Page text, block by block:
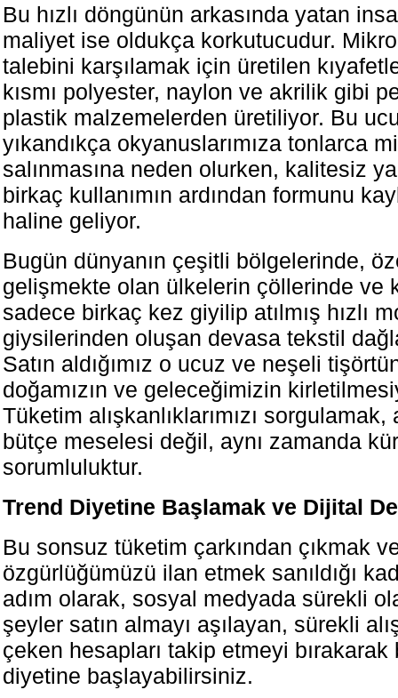
Bu hızlı döngünün arkasında yatan
maliyet ise oldukça korkutucudur.
talebini karşılamak için üretilen
kısmı polyester, naylon ve akrilik gibi
plastik malzemelerden üretiliyor. Bu
yıkandıkça okyanuslarımıza tonlarca
salınmasına neden olurken, kalitesiz
birkaç kullanımın ardından formunu
haline geliyor.
Bugün dünyanın çeşitli bölgelerinde,
gelişmekte olan ülkelerin çöllerinde ve
sadece birkaç kez giyilip atılmış hızlı
giysilerinden oluşan devasa tekstil
Satın aldığımız o ucuz ve neşeli
doğamızın ve geleceğimizin
Tüketim alışkanlıklarımızı
bütçe meselesi değil, aynı zamanda
sorumluluktur.
Trend Diyetine Başlamak ve Dijital
Bu sonsuz tüketim çarkından çıkmak
özgürlüğümüzü ilan etmek sanıldığı
adım olarak, sosyal medyada sürekli
şeyler satın almayı aşılayan, sürekli
çeken hesapları takip etmeyi
diyetine başlayabilirsiniz.